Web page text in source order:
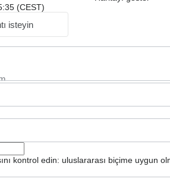
(CEST)
isteyin
kontrol edin: uluslararası biçime uygun